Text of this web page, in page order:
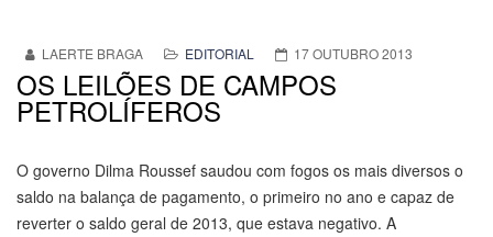
LAERTE BRAGA EDITORIAL 17 OUTUBRO 2013
OS LEILÕES DE CAMPOS
PETROLÍFEROS
O governo Dilma Roussef saudou com fogos os mais diversos o
saldo na balança de pagamento, o primeiro no ano e capaz de
reverter o saldo geral de 2013, que estava negativo. A